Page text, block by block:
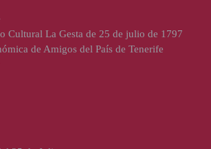
Cultural La Gesta de 25 de julio de 1797
de Amigos del País de Tenerife